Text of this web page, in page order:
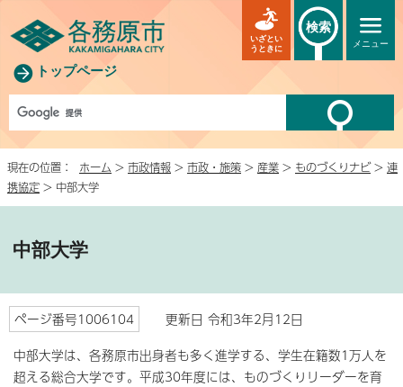
トップページ
メニュー
いざとい
うときに
検索
現在の位置： ホーム > 市政情報 > 市政・施策 > 産業 > ものづくりナビ> 連
携協定 > 中部大学
中部大学
ページ番号1006104
更新日 令和3年2月12日
中部大学は、各務原市出身者も多く進学する、学生在籍数1万人を
超える総合大学です。平成30年度には、ものづくりリーダーを育